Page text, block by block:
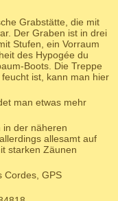
Grabstätte, die mit
Der Graben ist in drei
Stufen, ein Vorraum
des Hypogée du
Boots. Die Treppe
ist, kann man hier
man etwas mehr
in der näheren
allesamt auf
starken Zäunen
Cordes, GPS